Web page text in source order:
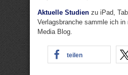
Aktuelle Studien zu iPad,
Verlagsbranche sammle ich in
Media Blog.
teilen